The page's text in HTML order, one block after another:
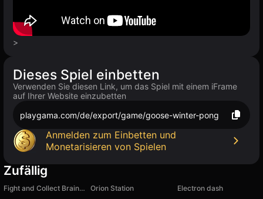
>
Dieses Spiel einbetten
Verwenden Sie diesen Link, um das Spiel mit einem iFrame
auf Ihrer Website einzubetten
playgama.com/de/export/game/goose-winter-pong
Anmelden zum Einbetten und
Monetarisieren von Spielen
Zufällig
Fight and Collect Brainrot! Orion Station
Electron dash